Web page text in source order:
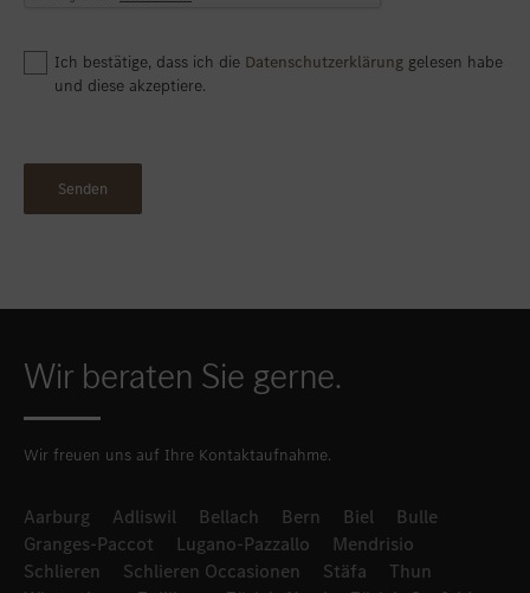
Ich bestätige, dass ich die Datenschutzerklärung gelesen habe
und diese akzeptiere.
Wir beraten Sie gerne.
Wir freuen uns auf Ihre Kontaktaufnahme.
Aarburg Adliswil Bellach Bern Biel
Bulle
Granges-Paccot
Lugano-Pazzallo
Mendrisio
Schlieren
Schlieren Occasionen Stäfa
Thun